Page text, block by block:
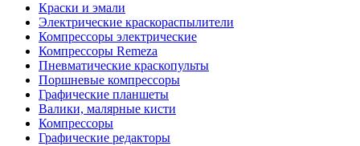
Краски и эмали
Электрические краскораспылители
Компрессоры электрические
Компрессоры Remeza
Пневматические краскопульты
Поршневые компрессоры
Графические планшеты
Валики, малярные кисти
Компрессоры
Графические редакторы